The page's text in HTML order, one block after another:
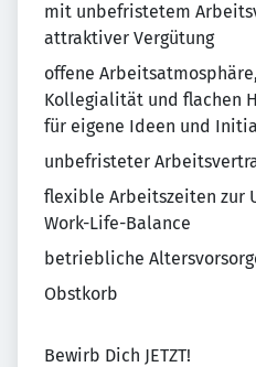
mit unbefristetem
attraktiver Vergütung
offene
Kollegialität und flachen
für eigene Ideen und
unbefristeter
flexible Arbeitszeiten zur
Work-Life-Balance
betriebliche
Obstkorb
Bewirb Dich JETZT!